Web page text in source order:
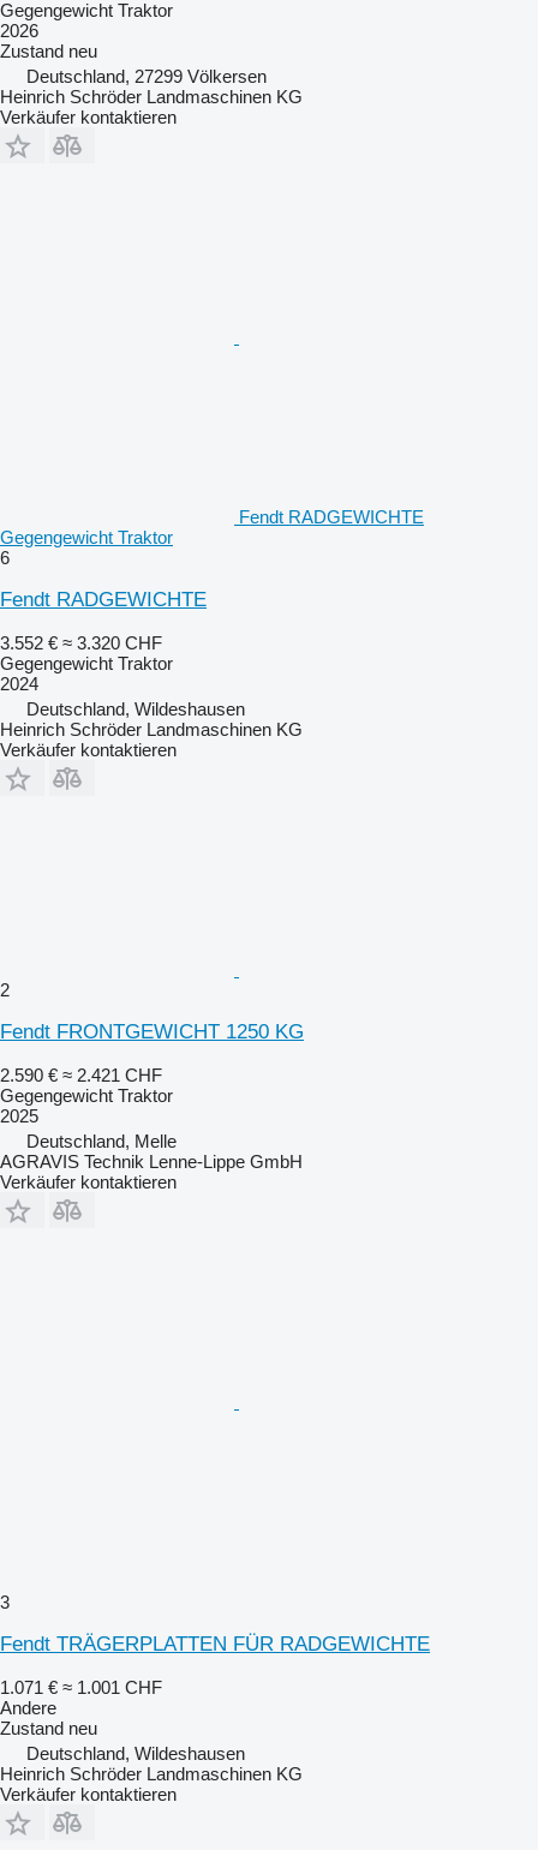
Gegengewicht Traktor
2026
Zustand neu
Deutschland, 27299 Völkersen
Heinrich Schröder Landmaschinen KG
Verkäufer kontaktieren
Fendt RADGEWICHTE
Gegengewicht Traktor
6
Fendt RADGEWICHTE
3.552 € ≈ 3.320 CHF
Gegengewicht Traktor
2024
Deutschland, Wildeshausen
Heinrich Schröder Landmaschinen KG
Verkäufer kontaktieren
2
Fendt FRONTGEWICHT 1250 KG
2.590 € ≈ 2.421 CHF
Gegengewicht Traktor
2025
Deutschland, Melle
AGRAVIS Technik Lenne-Lippe GmbH
Verkäufer kontaktieren
3
Fendt TRÄGERPLATTEN FÜR RADGEWICHTE
1.071 € ≈ 1.001 CHF
Andere
Zustand neu
Deutschland, Wildeshausen
Heinrich Schröder Landmaschinen KG
Verkäufer kontaktieren